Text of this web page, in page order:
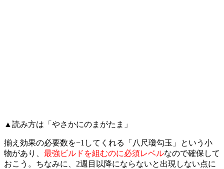
▲読み方は「やさかにのまがたま」
揃え効果の必要数を−1してくれる「八尺瓊勾玉」という小
物があり、 最強ビルドを組むのに必須レベルなので確保して
おこう。ちなみに、2週目以降にならないと出現しない点に